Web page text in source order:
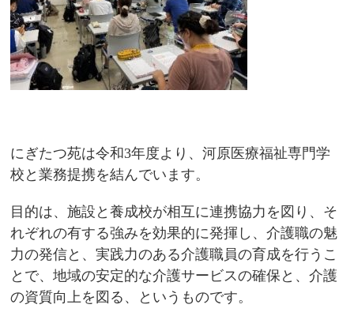
にぎたつ苑は令和3年度より、河原医療福祉専門学
校と業務提携を結んでいます。
目的は、施設と養成校が相互に連携協力を図り、そ
れぞれの有する強みを効果的に発揮し、介護職の魅
力の発信と、実践力のある介護職員の育成を行うこ
とで、地域の安定的な介護サービスの確保と、介護
の資質向上を図る、というものです。